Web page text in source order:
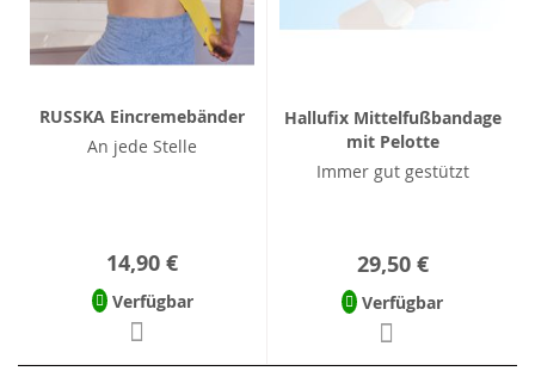
RUSSKA Eincremebänder
An jede Stelle
14,90 €
Verfügbar
Hallufix Mittelfußbandage
mit Pelotte
Immer gut gestützt
29,50 €
Verfügbar